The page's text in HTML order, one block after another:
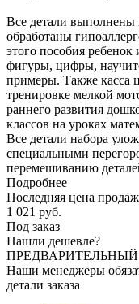
Все детали выполнены
обработаны
этого пособия ребенок
фигуры, цифры,
примеры. Также касса
тренировке мелкой
раннего развития
классов на уроках
Все детали набора
специальными
перемешиванию
Подробнее
Последняя цена
1 021 руб.
Под заказ
Нашли дешевле?
ПРЕДВАРИТЕЛЬНЫЙ
Наши менеджеры
детали заказа